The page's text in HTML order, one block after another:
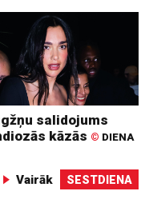
salidojums
kāzās © DIENA
Vairāk SESTDIENA